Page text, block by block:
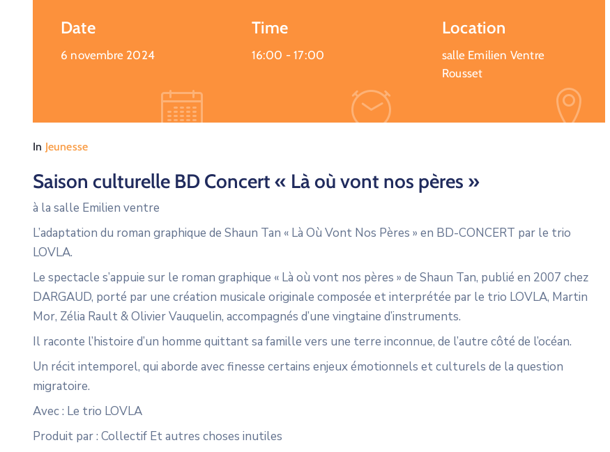
Date
6 novembre 2024
Time
16:00 -17:00
Location
salle Emilien Ventre
Rousset
In Jeunesse
Saison culturelle BD Concert « Là où vont nos pères »
à la salle Emilien ventre
L’adaptation du roman graphique de Shaun Tan « Là Où Vont Nos Pères » en BD-CONCERT par le trio
LOVLA.
Le spectacle s’appuie sur le roman graphique « Là où vont nos pères » de Shaun Tan, publié en 2007 chez
DARGAUD, porté par une création musicale originale composée et interprétée par le trio LOVLA, Martin
Mor, Zélia Rault & Olivier Vauquelin, accompagnés d’une vingtaine d’instruments.
Il raconte l’histoire d’un homme quittant sa famille vers une terre inconnue, de l’autre côté de l’océan.
Un récit intemporel, qui aborde avec finesse certains enjeux émotionnels et culturels de la question
migratoire.
Avec : Le trio LOVLA
Produit par : Collectif Et autres choses inutiles